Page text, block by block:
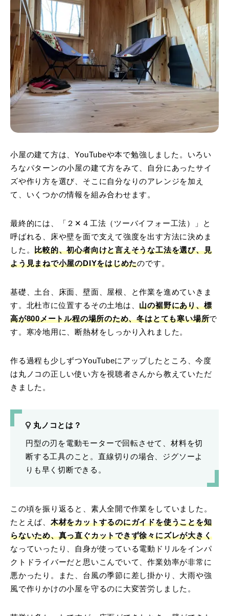
小屋の建て方は、YouTubeや本で勉強しました。いろい
ろなパターンの小屋の建て方をみて、自分にあったサイ
ズや作り方を選び、そこに自分なりのアレンジを加え
て、いくつかの情報を組み合わせます。
最終的には、「２✕４工法（ツーバイフォー工法）」と
呼ばれる、床や壁を面で支えて強度を出す方法に決めま
した。比較的、初心者向けと言えそうな工法を選び、見
よう見まねで小屋のDIYをはじめたのです。
基礎、土台、床面、壁面、屋根、と作業を進めていきま
す。北杜市に位置するその土地は、山の裾野にあり、標
高が800メートル程の場所のため、冬はとても寒い場所で
す。寒冷地用に、断熱材をしっかり入れました。
作る過程も少しずつYouTubeにアップしたところ、今度
は丸ノコの正しい使い方を視聴者さんから教えていただ
きました。
丸ノコとは？
円型の刃を電動モーターで回転させて、材料を切
断する工具のこと。直線切りの場合、ジグソーよ
りも早く切断できる。
この頃を振り返ると、素人全開で作業をしていました。
たとえば、 木材をカットするのにガイドを使うことを知
らないため、真っ直ぐカットできず徐々にズレが大きく
なっていったり、自身が使っている電動ドリルをインパ
クトドライバーだと思いこんでいて、作業効率が非常に
悪かったり。また、台風の季節に差し掛かり、大雨や強
風で作りかけの小屋を守るのに大変苦労しました。